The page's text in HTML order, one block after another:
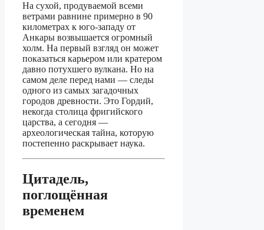
На сухой, продуваемой всеми
ветрами равнине примерно в 90
километрах к юго-западу от
Анкары возвышается огромный
холм. На первый взгляд он может
показаться карьером или кратером
давно потухшего вулкана. Но на
самом деле перед нами — следы
одного из самых загадочных
городов древности. Это Гордий,
некогда столица фригийского
царства, а сегодня —
археологическая тайна, которую
постепенно раскрывает наука.
Цитадель,
поглощённая
временем